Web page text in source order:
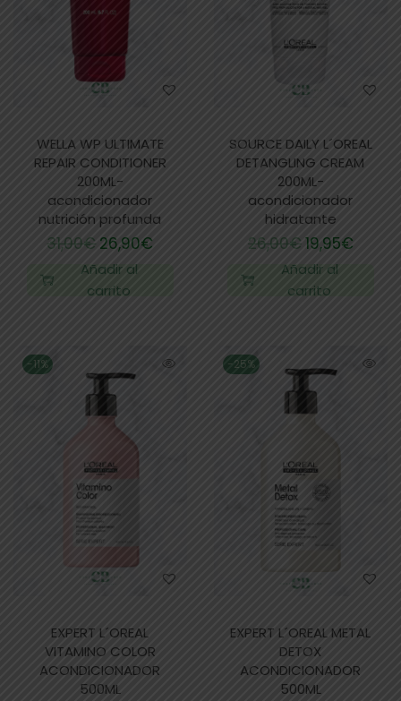
WELLA WP ULTIMATE
REPAIR CONDITIONER
200ML-
acondicionador
nutrición profunda
31,00€26,90€
Añadir al
carrito
SOURCE DAILY L´OREAL
DETANGLING CREAM
200ML-
acondicionador
hidratante
26,00€19,95€
Añadir al
carrito
-11%
EXPERT L´OREAL
VITAMINO COLOR
ACONDICIONADOR
500ML
-25%
EXPERT L´OREAL METAL
DETOX
ACONDICIONADOR
500ML